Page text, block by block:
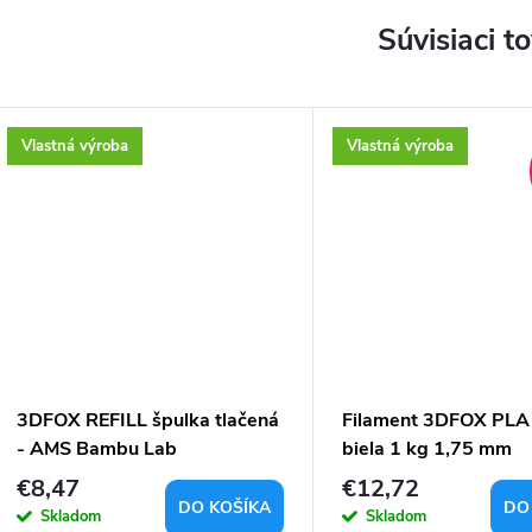
Súvisiaci
Vlastná výroba
3DFOX REFILL špulka tlačená
- AMS Bambu Lab
kompatibilný
€8,47
Skladom DO KOŠÍKA
Vlastná výroba
Filament 3DFOX
biela 1 kg 1,75 mm
€12,72
Skladom